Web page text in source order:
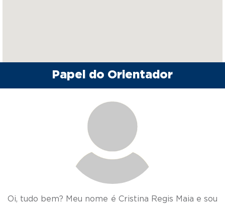
Papel do Orientador
Oi, tudo bem? Meu nome é Cristina Regis Maia e sou